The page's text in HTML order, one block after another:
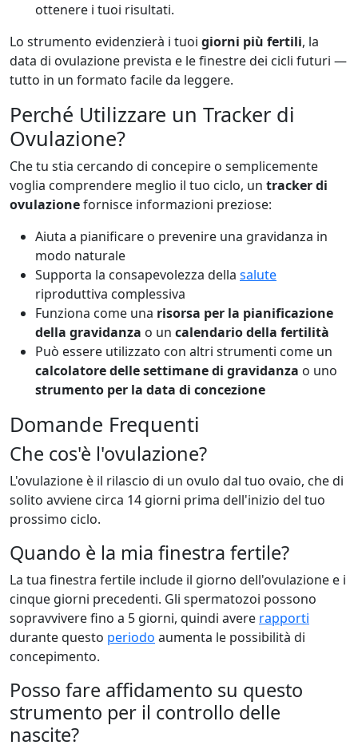
ottenere i tuoi risultati.
Lo strumento evidenzierà i tuoi giorni più fertili, la
data di ovulazione prevista e le finestre dei cicli futuri —
tutto in un formato facile da leggere.
Perché Utilizzare un Tracker di
Ovulazione?
Che tu stia cercando di concepire o semplicemente
voglia comprendere meglio il tuo ciclo, un tracker di
ovulazionefornisce informazioni preziose:
Aiuta a pianificare o prevenire una gravidanza in
modo naturale
Supporta la consapevolezza della salute
riproduttiva complessiva
Funziona come una risorsa per la pianificazione
della gravidanza o un calendario della fertilità
Può essere utilizzato con altri strumenti come un
calcolatore delle settimane di gravidanza o uno
strumento per la data di concezione
Domande Frequenti
Che cos'è l'ovulazione?
L'ovulazione è il rilascio di un ovulo dal tuo ovaio, che di
solito avviene circa 14 giorni prima dell'inizio del tuo
prossimo ciclo.
Quando è la mia finestra fertile?
La tua finestra fertile include il giorno dell'ovulazione e i
cinque giorni precedenti. Gli spermatozoi possono
sopravvivere fino a 5 giorni, quindi avere rapporti
durante questo periodo aumenta le possibilità di
concepimento.
Posso fare affidamento su questo
strumento per il controllo delle
nascite?